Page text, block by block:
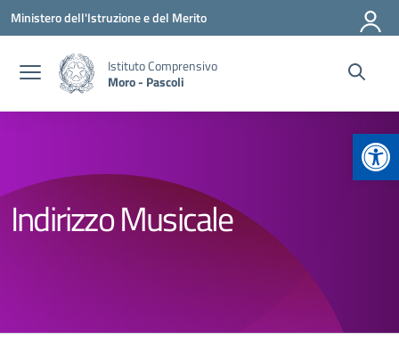
Vai ai contenuti
Vai al menu di navigazione
Vai al footer
Ministero dell'Istruzione e del Merito
Istituto Comprensivo
Moro - Pascoli
Indirizzo Musicale